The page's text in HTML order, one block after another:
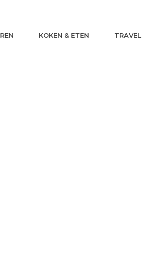
KOKEN & ETEN TRAVEL